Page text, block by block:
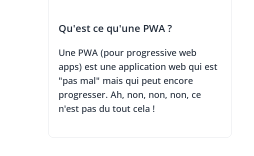
Qu'est ce qu'une PWA ?
Une PWA (pour progressive web
apps) est une application web qui est
"pas mal" mais qui peut encore
progresser. Ah, non, non, non, ce
n'est pas du tout cela !